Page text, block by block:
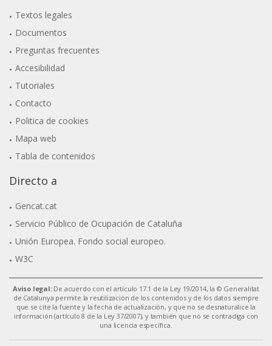
Textos legales
Documentos
Preguntas frecuentes
Accesibilidad
Tutoriales
Contacto
Politica de cookies
Mapa web
Tabla de contenidos
Directo a
Gencat.cat
Servicio Público de Ocupación de Cataluña
Unión Europea. Fondo social europeo.
W3C
Aviso legal:De acuerdo con el artículo 17.1 de la Ley 19/2014, la © Generalitat
de Catalunya permite la reutilización de los contenidos y de los datos siempre
que se cite la fuente y la fecha de actualización, y que no se desnaturalice la
información (artículo 8 de la Ley 37/2007), y también que no se contradiga con
una licencia específica.